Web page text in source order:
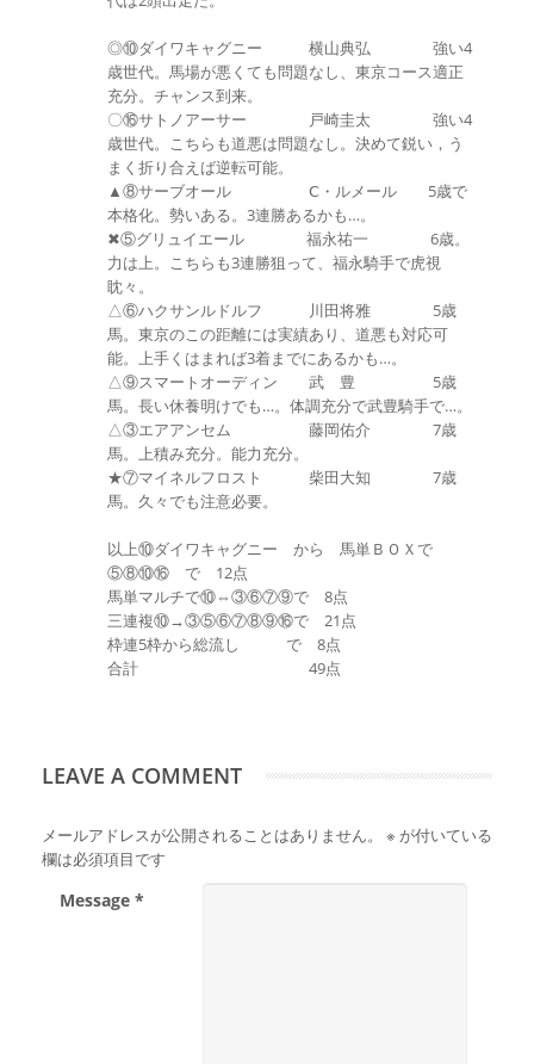
◎⑩ダイワキャグニー 横山典弘 強い4
歳世代。馬場が悪くても問題なし、東京コース適正
充分。チャンス到来。
〇⑯サトノアーサー 戸崎圭太 強い4
歳世代。こちらも道悪は問題なし。決めて鋭い，う
まく折り合えば逆転可能。
▲⑧サーブオール Ⅽ・ルメール 5歳で
本格化。勢いある。3連勝あるかも…。
✖⑤グリュイエール 福永祐一 6歳。
力は上。こちらも3連勝狙って、福永騎手で虎視
眈々。
△⑥ハクサンルドルフ 川田将雅 5歳
馬。東京のこの距離には実績あり、道悪も対応可
能。上手くはまれば3着までにあるかも…。
△⑨スマートオーディン 武 豊 5歳
馬。長い休養明けでも…。体調充分で武豊騎手で…。
△③エアアンセム 藤岡佑介 7歳
馬。上積み充分。能力充分。
★⑦マイネルフロスト 柴田大知 7歳
馬。久々でも注意必要。
以上⑩ダイワキャグニー から 馬単ＢＯＸで
⑤⑧⑩⑯ で 12点
馬単マルチで⑩⇔③⑥⑦⑨で 8点
三連複⑩→③⑤⑥⑦⑧⑨⑯で 21点
枠連5枠から総流し で 8点
合計 49点
LEAVE A COMMENT
メールアドレスが公開されることはありません。 ※ が付いている
欄は必須項目です
Message *